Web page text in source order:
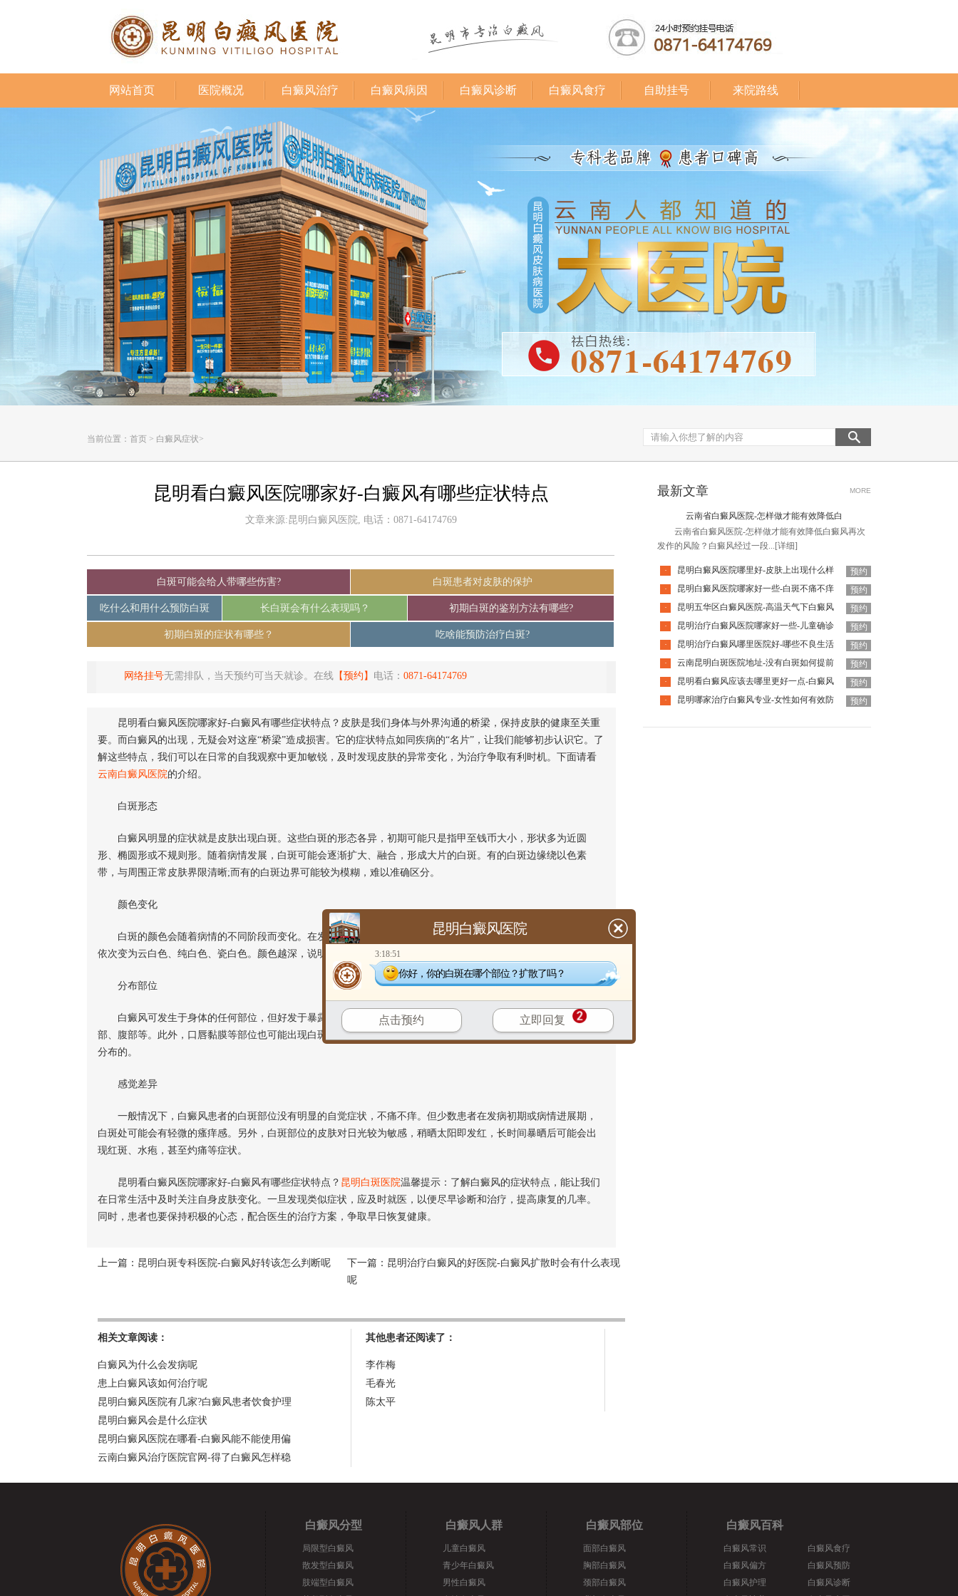
网站首页 医院概况 白癜风治疗 白癜风病因 白癜风诊断 白癜风食疗 自助挂号 来院路线
当前位置： 首页 > 白癜风症状>
昆明看白癜风医院哪家好-白癜风有哪些症状特点
文章来源:昆明白癜风医院, 电话：0871-64174769
白斑可能会给人带哪些伤害? 白斑患者对皮肤的保护
吃什么和用什么预防白斑 长白斑会有什么表现吗？ 初期白斑的鉴别方法有哪些?
初期白斑的症状有哪些？ 吃啥能预防治疗白斑?
网络挂号无需排队，当天预约可当天就诊。在线 【预约】 电话： 0871-64174769
昆明看白癜风医院哪家好-白癜风有哪些症状特点？皮肤是我们身体与外界沟通的桥梁，保持皮肤的健康至关重
要。而白癜风的出现，无疑会对这座“桥梁”造成损害。它的症状特点如同疾病的“名片”，让我们能够初步认识它。了
解这些特点，我们可以在日常的自我观察中更加敏锐，及时发现皮肤的异常变化，为治疗争取有利时机。下面请看
云南白癜风医院的介绍。
白斑形态
白癜风明显的症状就是皮肤出现白斑。这些白斑的形态各异，初期可能只是指甲至钱币大小，形状多为近圆
形、椭圆形或不规则形。随着病情发展，白斑可能会逐渐扩大、融合，形成大片的白斑。有的白斑边缘绕以色素
带，与周围正常皮肤界限清晰;而有的白斑边界可能较为模糊，难以准确区分。
颜色变化
白斑的颜色会随着病情的不同阶段而变化。在发病初期，白斑多为浅白色，随着病情进展，颜色会逐渐加深，
依次变为云白色、纯白色、瓷白色。颜色越深，说明黑色素脱失越严重，病情也相对更复杂。
分布部位
白癜风可发生于身体的任何部位，但好发于暴露部位和容易受到摩擦的部位，如面部、颈部、手部、腕部、腰
部、腹部等。此外，口唇黏膜等部位也可能出现白斑。而且，白斑通常呈对称分布，但也有部分患者的白斑是单侧
分布的。
感觉差异
一般情况下，白癜风患者的白斑部位没有明显的自觉症状，不痛不痒。但少数患者在发病初期或病情进展期，
白斑处可能会有轻微的瘙痒感。另外，白斑部位的皮肤对日光较为敏感，稍晒太阳即发红，长时间暴晒后可能会出
现红斑、水疱，甚至灼痛等症状。
昆明看白癜风医院哪家好-白癜风有哪些症状特点？ 昆明白斑医院温馨提示：了解白癜风的症状特点，能让我们
在日常生活中及时关注自身皮肤变化。一旦发现类似症状，应及时就医，以便尽早诊断和治疗，提高康复的几率。
同时，患者也要保持积极的心态，配合医生的治疗方案，争取早日恢复健康。
上一篇： 昆明白斑专科医院-白癜风好转该怎么判断呢 下一篇： 昆明治疗白癜风的好医院-白癜风扩散时会有什么表现
呢
相关文章阅读：
白癜风为什么会发病呢
患上白癜风该如何治疗呢
昆明白癜风医院有几家?白癜风患者饮食护理
昆明白癜风会是什么症状
昆明白癜风医院在哪看-白癜风能不能使用偏
云南白癜风治疗医院官网-得了白癜风怎样稳
其他患者还阅读了：
李作梅
毛春光
陈太平
最新文章 MORE
云南省白癜风医院-怎样做才能有效降低白
云南省白癜风医院-怎样做才能有效降低白癜风再次
发作的风险？白癜风经过一段... [详细]
· 昆明白癜风医院哪里好-皮肤上出现什么样
预约
·
昆明白癜风医院哪家好一些-白斑不痛不痒
预约
·
昆明五华区白癜风医院-高温天气下白癜风
预约
·
昆明治疗白癜风医院哪家好一些-儿童确诊
预约
·
昆明治疗白癜风哪里医院好-哪些不良生活
预约
·
云南昆明白斑医院地址-没有白斑如何提前
预约
·
昆明看白癜风应该去哪里更好一点-白癜风
预约
·
昆明哪家治疗白癜风专业-女性如何有效防 预约
白癜风分型
局限型白癜风
散发型白癜风
肢端型白癜风
白癜风人群
儿童白癜风
青少年白癜风
男性白癜风
白癜风部位
面部白癜风
胸部白癜风
颈部白癜风
白癜风百科
白癜风常识
白癜风偏方
白癜风护理
白癜风食疗
白癜风预防
白癜风诊断
昆明白癜风医院
3:18:51
你好，你的白斑在哪个部位？扩散了吗？
点击预约 立即回复